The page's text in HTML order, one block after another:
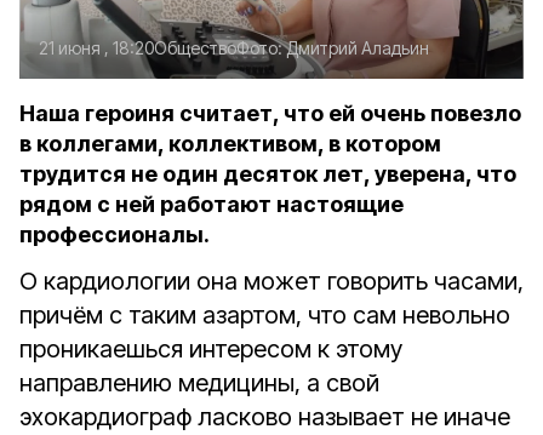
21 июня , 18:20ОбществоФото:Дмитрий Аладьин
Наша героиня считает, что ей очень повезло
в коллегами, коллективом, в котором
трудится не один десяток лет, уверена, что
рядом с ней работают настоящие
профессионалы.
О кардиологии она может говорить часами,
причём с таким азартом, что сам невольно
проникаешься интересом к этому
направлению медицины, а свой
эхокардиограф ласково называет не иначе